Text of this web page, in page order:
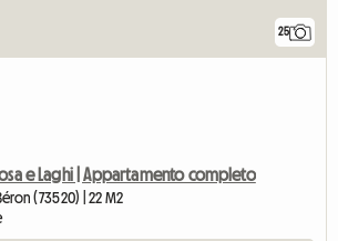
25
e Laghi | Appartamento completo
(73520) | 22 M2